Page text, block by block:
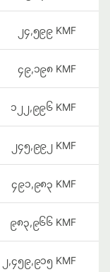
၂၄,၅၉၉ KMF
၄၉,၁၉၈ KMF
၁၂၂,၉၉၆ KMF
၂၄၅,၉၉၂ KMF
၄၉၁,၉၈၃ KMF
၉၈၃,၉၆၆ KMF
၂,၄၅၉,၉၁၅ KMF